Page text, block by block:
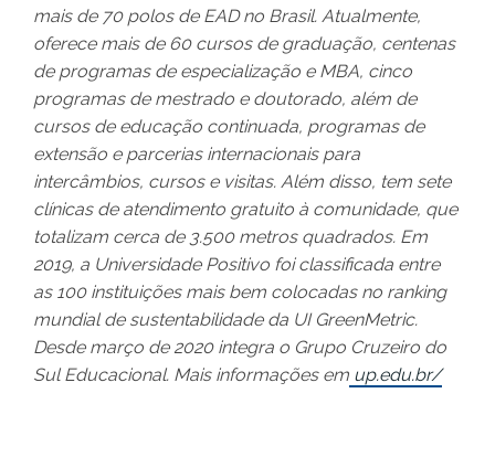
mais de 70 polos de EAD no Brasil. Atualmente,
oferece mais de 60 cursos de graduação, centenas
de programas de especialização e MBA, cinco
programas de mestrado e doutorado, além de
cursos de educação continuada, programas de
extensão e parcerias internacionais para
intercâmbios, cursos e visitas. Além disso, tem sete
clínicas de atendimento gratuito à comunidade, que
totalizam cerca de 3.500 metros quadrados. Em
2019, a Universidade Positivo foi classificada entre
as 100 instituições mais bem colocadas no ranking
mundial de sustentabilidade da UI GreenMetric.
Desde março de 2020 integra o Grupo Cruzeiro do
Sul Educacional. Mais informações em up.edu.br/